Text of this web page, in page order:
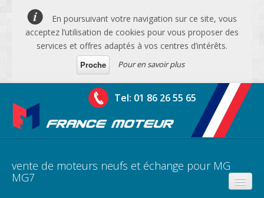
En poursuivant votre navigation sur ce site, vous
acceptez l’utilisation de cookies pour vous proposer des
services et offres adaptés à vos centres d’intérêts.
Proche
Pour en savoir plus
Tel: 01 86 26 55 65
vente de moteurs neufs et échange pour MG
MG7